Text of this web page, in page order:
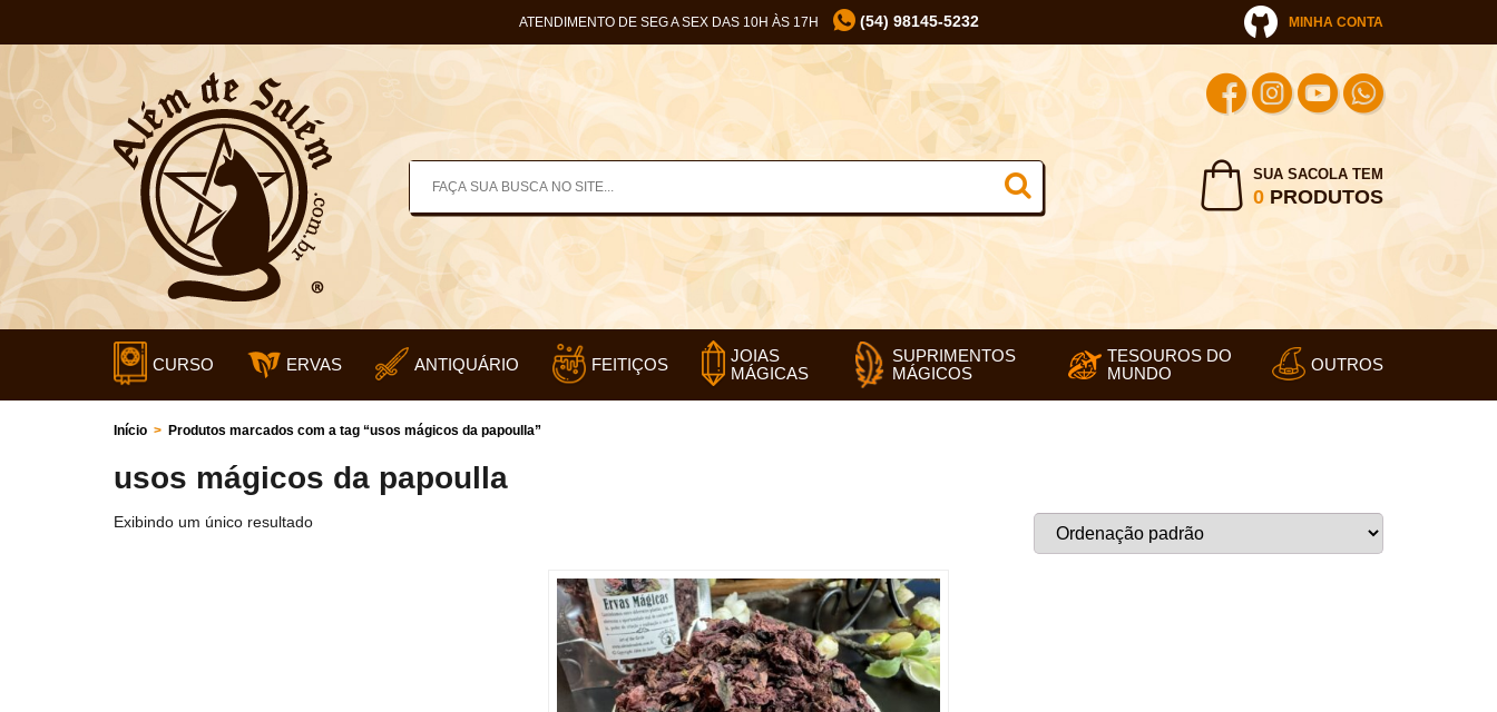
ATENDIMENTO DE SEG A SEX DAS 10H ÀS 17H (54) 98145-5232 MINHA CONTA
SUA SACOLA TEM
0PRODUTOS
CURSO ERVAS ANTIQUÁRIO FEITIÇOS
JOIAS
MÁGICAS
SUPRIMENTOS
MÁGICOS
TESOUROS DO
MUNDO
OUTROS
Início > Produtos marcados com a tag “usos mágicos da papoulla”
usos mágicos da papoulla
Exibindo um único resultado